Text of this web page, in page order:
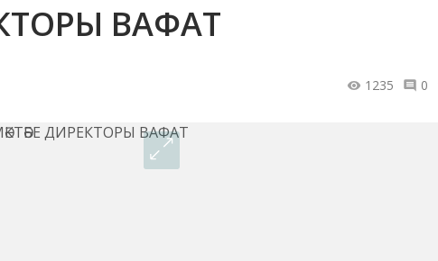
ВАФАТ
1235 0